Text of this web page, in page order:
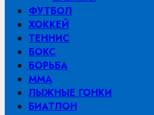
ФУТБОЛ
ХОККЕЙ
ТЕННИС
БОКС
БОРЬБА
MMA
ЛЫЖНЫЕ ГОНКИ
БИАТЛОН